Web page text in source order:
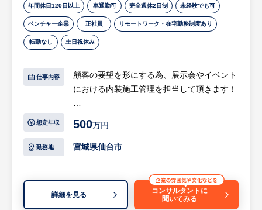
年間休日120日以上 車通勤可 完全週休2日制 未経験でも可
ベンチャー企業 正社員 リモートワーク・在宅勤務制度あり
転勤なし 土日祝休み
仕事内容
顧客の要望を形にする為、展示会やイベント
における内装施工管理を担当して頂きます！
・予算、工程、品質、安全面の管理
・社内外の制作スタッフを統括しながら、現
・見積作成や数値管理
※展示会やイベント以外にも、商業施設の店
舗、路面店の店舗内装、飲食店などにも携わ
想定年収 500万円
勤務地 宮城県仙台市
詳細を見る
コンサルタントに
聞いてみる